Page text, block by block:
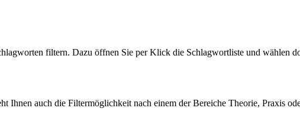
filtern. Dazu öffnen Sie per Klick die Schlagwortliste und wählen
Ihnen auch die Filtermöglichkeit nach einem der Bereiche Theorie, Praxis